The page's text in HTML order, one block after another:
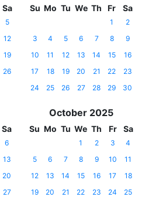
Sa
5
12
19
26
Su Mo Tu We Th Fr Sa
1
2
3
4 5 6 7 8
9
10
11 12 13 14 15
16
17
18 19 20 21 22
23
24
25 26 27 28 29 30
Sa
6
13
20
27
October 2025
Su Mo Tu We Th Fr Sa
1 2 3
4
5
6 7 8 9 10
11
12
13 14 15 16 17
18
19
20 21 22 23 24
25